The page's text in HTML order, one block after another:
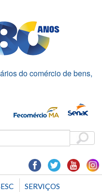
do comércio de bens,
SERVIÇOS